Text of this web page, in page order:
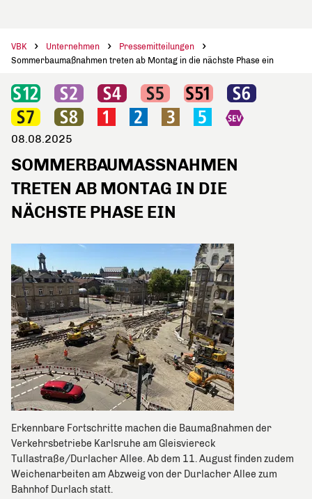
VBK Unternehmen
Pressemitteilungen
Sommerbaumaßnahmen treten ab Montag in die nächste Phase ein
08.08.2025
SOMMERBAUMASSNAHMEN T
RETEN AB MONTAG IN DIE N
ÄCHSTE PHASE EIN
Erkennbare Fortschritte machen die Baumaßnahmen der
Verkehrsbetriebe Karlsruhe am Gleisviereck
Tullastraße/Durlacher Allee. Ab dem 11. August finden zudem
Weichenarbeiten am Abzweig von der Durlacher Allee zum
Bahnhof Durlach statt.